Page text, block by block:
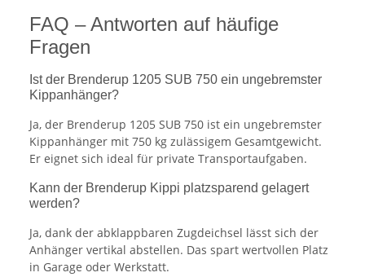
FAQ – Antworten auf häufige
Fragen
Ist der Brenderup 1205 SUB 750 ein ungebremster
Kippanhänger?
Ja, der Brenderup 1205 SUB 750 ist ein ungebremster
Kippanhänger mit 750 kg zulässigem Gesamtgewicht.
Er eignet sich ideal für private Transportaufgaben.
Kann der Brenderup Kippi platzsparend gelagert
werden?
Ja, dank der abklappbaren Zugdeichsel lässt sich der
Anhänger vertikal abstellen. Das spart wertvollen Platz
in Garage oder Werkstatt.